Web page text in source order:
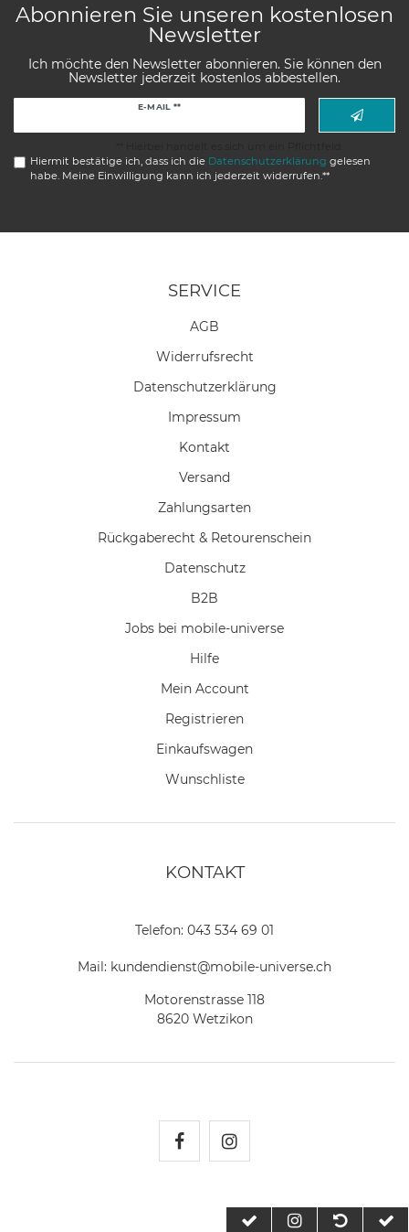
Abonnieren Sie unseren kostenlosen
Newsletter
Ich möchte den Newsletter abonnieren. Sie können den
Newsletter jederzeit kostenlos abbestellen.
E-MAIL **
Hiermit bestätige ich, dass ich die Daten­schutz­erklärung gelesen
habe. Meine Einwilligung kann ich jederzeit widerrufen.**
SERVICE
AGB
Widerrufs­recht
Daten­schutz­erklärung
Impressum
Kontakt
Versand
Zahlungsarten
Rückgaberecht & Retourenschein
Datenschutz
B2B
Jobs bei mobile-universe
Hilfe
Mein Account
Registrieren
Einkaufswagen
Wunschliste
KONTAKT
Telefon: 043 534 69 01
Mail: kundendienst@mobile-universe.ch
Motorenstrasse 118
8620 Wetzikon